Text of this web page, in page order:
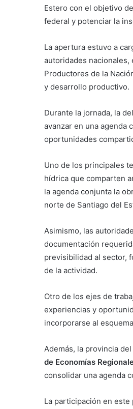
Estero con el objetivo
federal y potenciar la
La apertura estuvo a
autoridades nacionales,
Productores de la
y desarrollo productivo.
Durante la jornada, la
avanzar en una agenda
oportunidades
Uno de los principales
hídrica que comparten
la agenda conjunta la
norte de Santiago del
Asimismo, las
documentación
previsibilidad al sector,
de la actividad.
Otro de los ejes de
experiencias y
incorporarse al
Además, la provincia
de Economías
consolidar una agenda
La participación en